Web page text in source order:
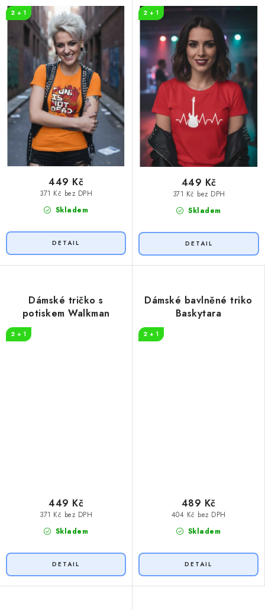
2 + 1
Skladem
371 Kč bez DPH
449 Kč
2 + 1
Skladem
371 Kč bez DPH
449 Kč
Dámské tričko s
potiskem Walkman
2 + 1
Skladem
371 Kč bez DPH
449 Kč
Dámské bavlněné triko
Baskytara
2 + 1
Skladem
404 Kč bez DPH
489 Kč